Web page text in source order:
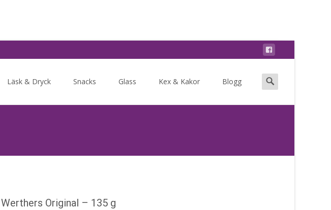
Läsk & Dryck Snacks Glass Kex & Kakor Blogg
Search
for:
Werthers Original – 135 g